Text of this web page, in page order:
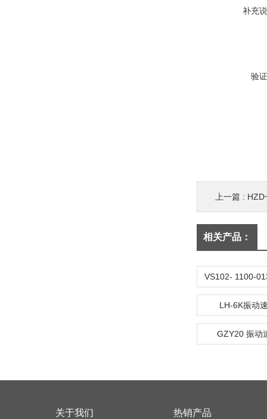
补充
验
上一篇 : HZD
相关产品：
LH-6K振动
GZY20 振动
关于我们 热销产品